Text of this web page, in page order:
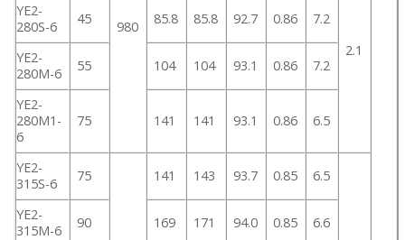
980
2.1
YE2-
280S-6
45 85.8 85.8 92.7 0.86 7.2
YE2-
280M-6
55 104 104 93.1 0.86 7.2
YE2-
280M1-
6
75 141 141 93.1 0.86 6.5
YE2-
315S-6
75 141 143 93.7 0.85 6.5
YE2-
315M-6
90 169 171 94.0 0.85 6.6